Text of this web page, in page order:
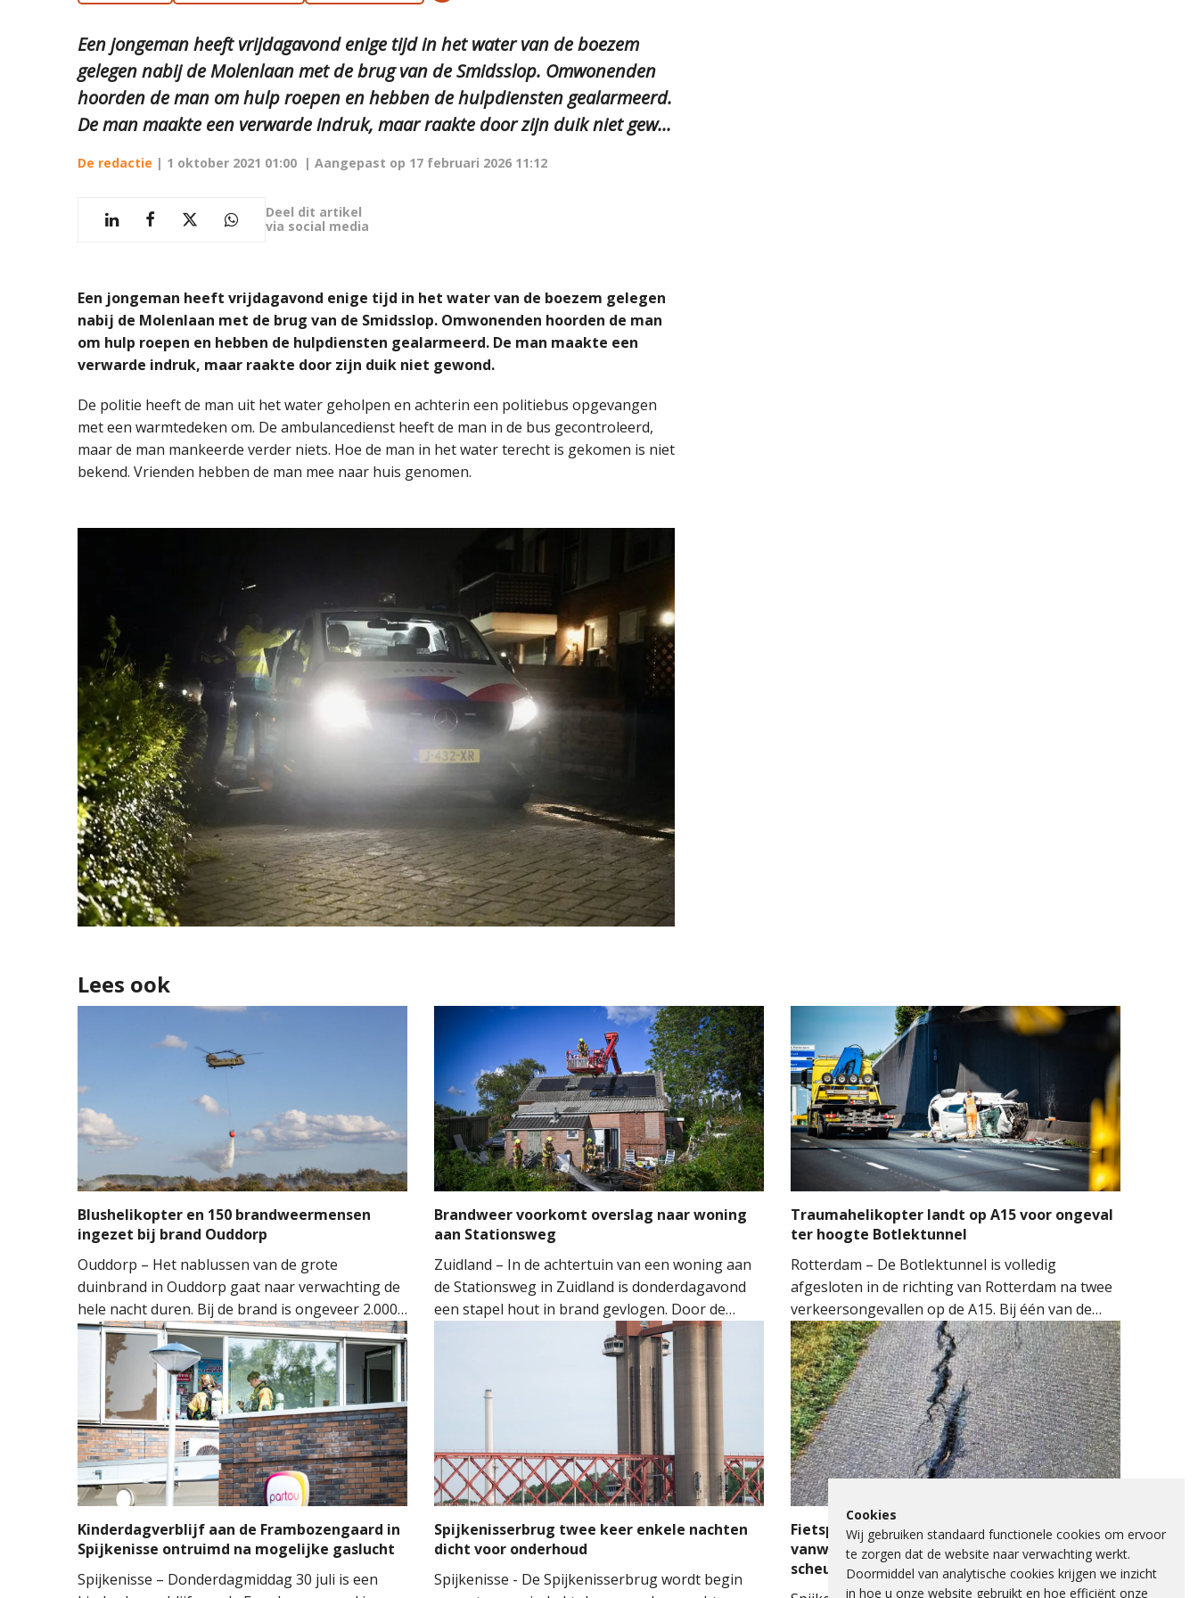
Een jongeman heeft vrijdagavond enige tijd in het water van de boezem
gelegen nabij de Molenlaan met de brug van de Smidsslop. Omwonenden
hoorden de man om hulp roepen en hebben de hulpdiensten gealarmeerd.
De man maakte een verwarde indruk, maar raakte door zijn duik niet gew...
De redactie | 1 oktober 2021 01:00 | Aangepast op 17 februari 2026 11:12
Deel dit artikel
via social media
Een jongeman heeft vrijdagavond enige tijd in het water van de boezem gelegen
nabij de Molenlaan met de brug van de Smidsslop. Omwonenden hoorden de man
om hulp roepen en hebben de hulpdiensten gealarmeerd. De man maakte een
verwarde indruk, maar raakte door zijn duik niet gewond.
De politie heeft de man uit het water geholpen en achterin een politiebus opgevangen
met een warmtedeken om. De ambulancedienst heeft de man in de bus gecontroleerd,
maar de man mankeerde verder niets. Hoe de man in het water terecht is gekomen is niet
bekend. Vrienden hebben de man mee naar huis genomen.
Lees ook
Blushelikopter en 150 brandweermensen
ingezet bij brand Ouddorp
Ouddorp – Het nablussen van de grote
duinbrand in Ouddorp gaat naar verwachting de
hele nacht duren. Bij de brand is ongeveer 2.000
vierkante meter natuur verloren gegaan. De
brand ontstond rond 14.00 uur, waarna de
brandweer groots opschaalde. Tientallen
brandweervoertuigen en ongeveer 150
brandweermensen werden ingezet om het vuur
onder controle te krijgen.
Brandweer voorkomt overslag naar woning
aan Stationsweg
Zuidland – In de achtertuin van een woning aan
de Stationsweg in Zuidland is donderdagavond
een stapel hout in brand gevlogen. Door de
snelle inzet van de brandweer kon worden
voorkomen dat het vuur oversloeg naar de
Traumahelikopter landt op A15 voor ongeval
ter hoogte Botlektunnel
Rotterdam – De Botlektunnel is volledig
afgesloten in de richting van Rotterdam na twee
verkeersongevallen op de A15. Bij één van de
ongevallen sloeg een auto over de kop.
Hulpdiensten kwamen massaal ter plaatse.
Meerdere ambulances, de brandweer en het
Mobiel Medisch Team (MMT) werden ingezet. De
traumahelikopter landde op de snelweg om
medische assistentie te verlenen.
Kinderdagverblijf aan de Frambozengaard in
Spijkenisse ontruimd na mogelijke gaslucht
Spijkenisse – Donderdagmiddag 30 juli is een
Spijkenisserbrug twee keer enkele nachten
dicht voor onderhoud
Spijkenisse - De Spijkenisserbrug wordt begin
Fietspad Lange Schenkeldijk afgesloten
vanwege verzakking asfalt en ernstige
scheuren
Cookies
Wij gebruiken standaard functionele cookies om ervoor
te zorgen dat de website naar verwachting werkt.
Doormiddel van analytische cookies krijgen we inzicht
in hoe u onze website gebruikt en hoe efficiënt onze